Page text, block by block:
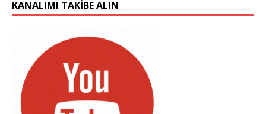
KANALIMI TAKIBE ALIN